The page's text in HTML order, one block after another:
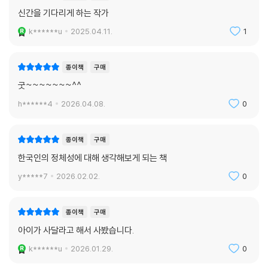
신간을 기다리게 하는 작가
k******u 2025.04.11. 1
종이책 구매
굿~~~~~~~^^
h******4 2026.04.08. 0
종이책 구매
한국인의 정체성에 대해 생각해보게 되는 책
y*****7 2026.02.02. 0
종이책 구매
아이가 사달라고 해서 사봤습니다.
k******u 2026.01.29. 0